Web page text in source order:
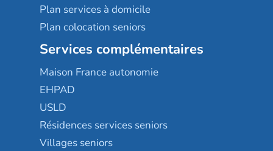
Plan services à domicile
Plan colocation seniors
Services complémentaires
Maison France autonomie
EHPAD
USLD
Résidences services seniors
Villages seniors